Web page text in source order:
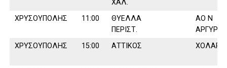
ΧΑΛ.
ΧΡΥΣΟΥΠΟΛΗΣ 11:00
ΘΥΕΛΛΑ
ΠΕΡΙΣΤ.
ΑΟ Ν
ΧΡΥΣΟΥΠΟΛΗΣ
15:00 ΑΤΤΙΚΟΣ